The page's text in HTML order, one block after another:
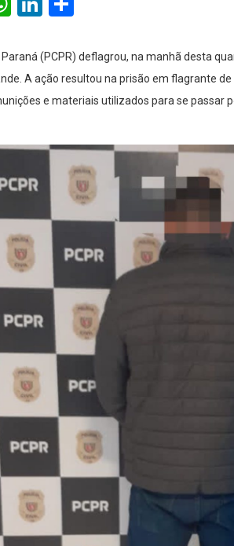
Paraná (PCPR) deflagrou, na manhã desta
A ação resultou na prisão em flagrante
e materiais utilizados para se passar